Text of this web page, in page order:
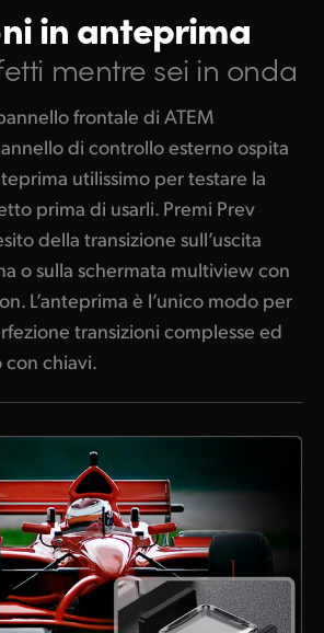
in anteprima
mentre sei in onda
frontale di ATEM
di controllo esterno ospita
utilissimo per testare la
prima di usarli. Premi Prev
della transizione sull’uscita
o sulla schermata multiview con
L’anteprima è l’unico modo per
transizioni complesse ed
chiavi.